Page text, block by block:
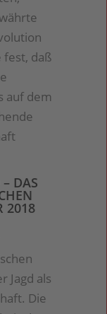
fest, daß
auf dem
DAS
2018
Jagd als
Die